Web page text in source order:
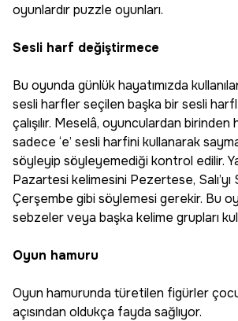
oyunlardır puzzle oyunları.
Sesli harf değiştirmece
Bu oyunda günlük hayatımızda
sesli harfler seçilen başka bir sesli
çalışılır. Meselâ, oyunculardan birinden
sadece ‘e’ sesli harfini kullanarak
söyleyip söyleyemediği kontrol edilir.
Pazartesi kelimesini Pezertese, Salı’yı
Çerşembe gibi söylemesi gerekir. Bu
sebzeler veya başka kelime grupları
Oyun hamuru
Oyun hamurunda türetilen figürler
açısından oldukça fayda sağlıyor.